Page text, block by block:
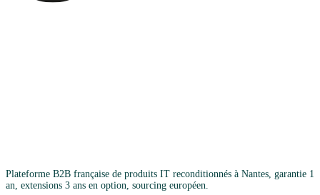
Plateforme B2B française de produits IT reconditionnés à Nantes, garantie 1
an, extensions 3 ans en option, sourcing européen.